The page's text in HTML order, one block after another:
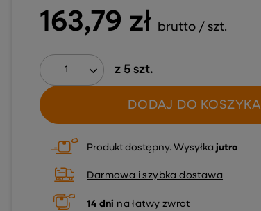
163,79 zł brutto / szt.
z 5szt.
DODAJ DO KOSZYKA
Produkt dostępny Wysyłka jutro
Darmowa i szybka dostawa
14 dni na łatwy zwrot